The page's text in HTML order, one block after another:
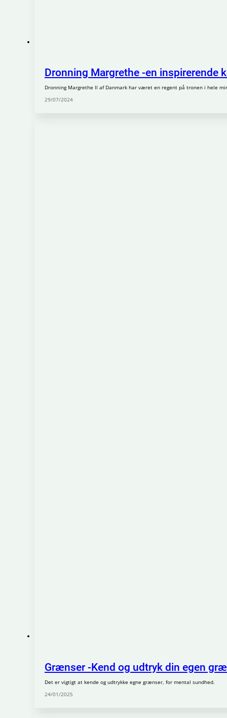
Dronning Margrethe -en inspirerende
Dronning Margrethe II af Danmark har været en regent på tronen i hele
29/07/2024
Grænser -Kend og udtryk din egen
Det er vigtigt at kende og udtrykke egne grænser, for mental sundhed.
24/01/2025